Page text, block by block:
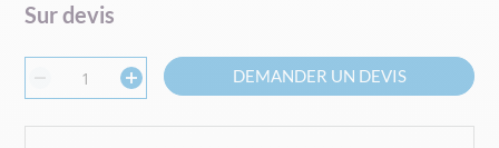
Sur devis
DEMANDER UN DEVIS
the
of
gallery